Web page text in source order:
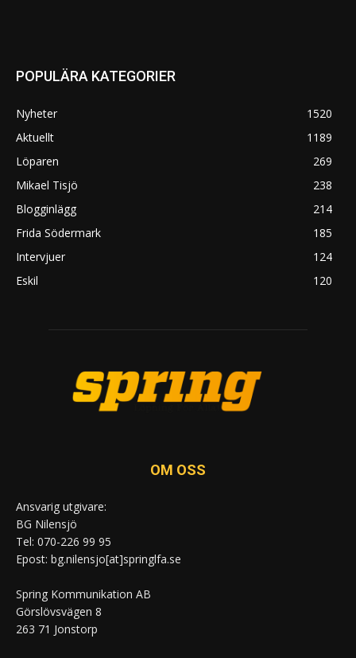
POPULÄRA KATEGORIER
Nyheter
1520
Aktuellt
1189
Löparen
269
Mikael Tisjö
238
Blogginlägg
214
Frida Södermark
185
Intervjuer
124
Eskil
120
OM OSS
Ansvarig utgivare:
BG Nilensjö
Tel: 070-226 99 95
Epost: bg.nilensjo[at]springlfa.se
Spring Kommunikation AB
Görslövsvägen 8
263 71 Jonstorp